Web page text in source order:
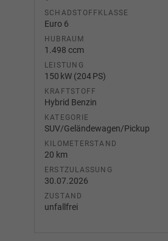
SCHADSTOFFKLASSE
Euro 6
HUBRAUM
1.498 ccm
LEISTUNG
150 kW (204 PS)
KRAFTSTOFF
Hybrid Benzin
KATEGORIE
SUV/Geländewagen/Pickup
KILOMETERSTAND
20 km
ERSTZULASSUNG
30.07.2026
ZUSTAND
unfallfrei